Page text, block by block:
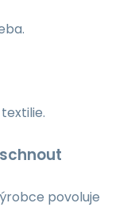
povoluje